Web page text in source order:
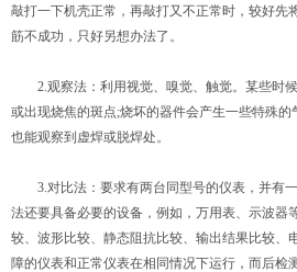
敲打一下机壳正常，再敲打又不正常时，较好先
筋不成功，只好另想办法了。
2.观察法：利用视觉、嗅觉、触觉。某些时
或出现烧焦的斑点;烧坏的器件会产生一些特殊的
也能观察到虚焊或脱焊处。
3.对比法：要求有两台同型号的仪表，并有
法还要具备必要的设备，例如，万用表、示波器
较、波形比较、静态阻抗比较、输出结果比较、
障的仪表和正常仪表在相同情况下运行，而后检